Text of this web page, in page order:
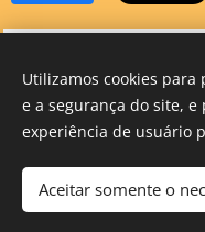
Funcionamento da secretaria
Utilizamos cookies
e a segurança do site,
experiência de usuário
Aceitar somente o